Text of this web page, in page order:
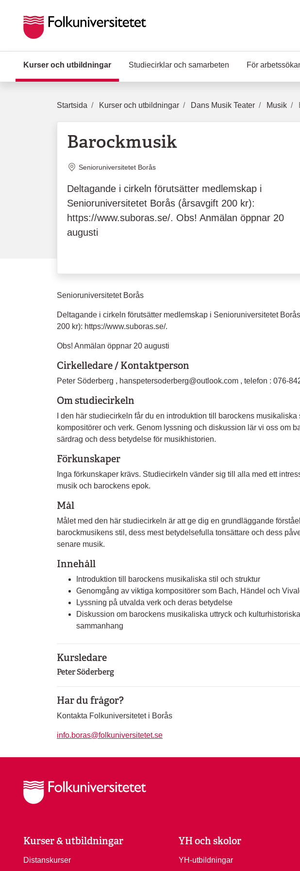
Kurser och utbildningar (Aktuell sida)
Studiecirklar och samarbeten För
Startsida Kurser och utbildningar Dans Musik Teater Musik
Barockmusik
Plats
Senioruniversitetet Borås
Deltagande i cirkeln förutsätter medlemskap i
Senioruniversitetet Borås (årsavgift 200 kr):
https://www.suboras.se/. Obs! Anmälan öppnar 20
augusti
Senioruniversitetet Borås
Deltagande i cirkeln förutsätter medlemskap i Senioruniversitetet
200 kr): https://www.suboras.se/.
Obs! Anmälan öppnar 20 augusti
Cirkelledare / Kontaktperson
Peter Söderberg , hanspetersoderberg@outlook.com , telefon : 076-
Om studiecirkeln
I den här studiecirkeln får du en introduktion till barockens musikaliska
kompositörer och verk. Genom lyssning och diskussion lär vi oss om
särdrag och dess betydelse för musikhistorien.
Förkunskaper
Inga förkunskaper krävs. Studiecirkeln vänder sig till alla med ett
musik och barockens epok.
Mål
Målet med den här studiecirkeln är att ge dig en grundläggande
barockmusikens stil, dess mest betydelsefulla tonsättare och dess
senare musik.
Innehåll
Introduktion till barockens musikaliska stil och struktur
Genomgång av viktiga kompositörer som Bach, Händel och
Lyssning på utvalda verk och deras betydelse
Diskussion om barockens musikaliska uttryck och kulturhistoriska
sammanhang
Kursledare
Peter Söderberg
Har du frågor?
Kontakta Folkuniversitetet i Borås
info.boras@folkuniversitetet.se
Kurser & utbildningar
Distanskurser
YH och skolor
YH-utbildningar